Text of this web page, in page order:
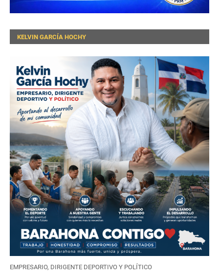
KELVIN GARCÍA HOCHY
EMPRESARIO, DIRIGENTE DEPORTIVO Y POLÍTICO